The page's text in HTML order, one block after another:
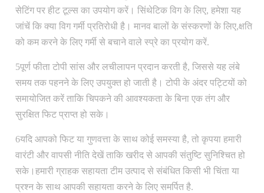
सेटिंग पर हीट टूल्स का उपयोग करें। सिंथेटिक विग के लिए, हमेशा यह
जांचें कि क्या विग गर्मी प्रतिरोधी है। मानव बालों के संस्करणों के लिए,क्षति
को कम करने के लिए गर्मी से बचाने वाले स्प्रे का प्रयोग करें.
5पूर्ण फीता टोपी सांस और लचीलापन प्रदान करती है, जिससे यह लंबे
समय तक पहनने के लिए उपयुक्त हो जाती है। टोपी के अंदर पट्टियों को
समायोजित करें ताकि चिपकने की आवश्यकता के बिना एक तंग और
सुरक्षित फिट प्राप्त हो सके।
6यदि आपको फिट या गुणवत्ता के साथ कोई समस्या है, तो कृपया हमारी
वारंटी और वापसी नीति देखें ताकि खरीद से आपकी संतुष्टि सुनिश्चित हो
सके।हमारी ग्राहक सहायता टीम उत्पाद से संबंधित किसी भी चिंता या
प्रश्न के साथ आपकी सहायता करने के लिए समर्पित है.